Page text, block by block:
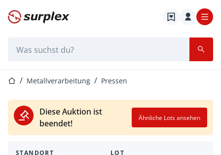
Startseite
StartseiteMetallverarbeitung Pressen
Diese Auktion ist
beendet!
Ähnliche Lots ansehen
STANDORT LOT